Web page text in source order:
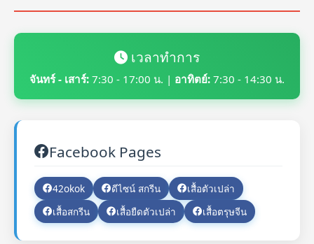
เวลาทำการ
จันทร์ - เสาร์: 7:30 - 17:00 น. | อาทิตย์: 7:30 - 14:30 น.
Facebook Pages
42okok ดีไซน์ สกรีน
เสื้อตัวเปล่า
เสื้อสกรีน
เสื้อยืดตัวเปล่า เสื้อตรุษจีน